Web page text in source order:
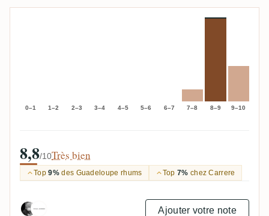
0–1 1–2 2–3 3–4 4–5 5–6 6–7 7–8 8–9 9–10
8,8/10Très bien
Top9%des Guadeloupe rhums Top 7% chez Carrere
Ajouter votre note